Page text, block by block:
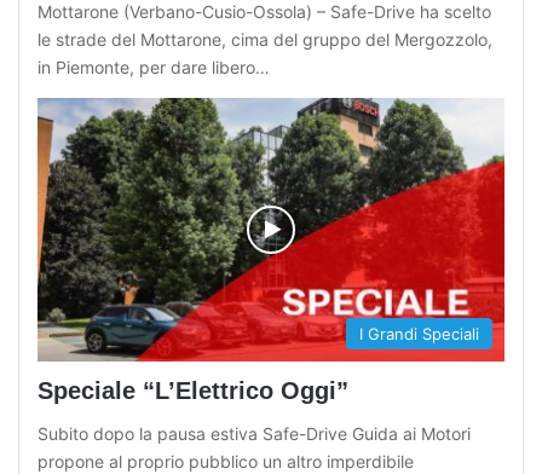
Mottarone (Verbano-Cusio-Ossola) – Safe-Drive ha scelto
le strade del Mottarone, cima del gruppo del Mergozzolo,
in Piemonte, per dare libero…
I Grandi Speciali
Speciale “L’Elettrico Oggi”
Subito dopo la pausa estiva Safe-Drive Guida ai Motori
propone al proprio pubblico un altro imperdibile